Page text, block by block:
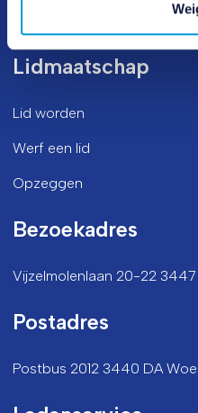
Lidmaatschap
Lid worden
Werf een lid
Opzeggen
Bezoekadres
Vijzelmolenlaan 20-22
Postadres
Postbus 2012 3440 DA